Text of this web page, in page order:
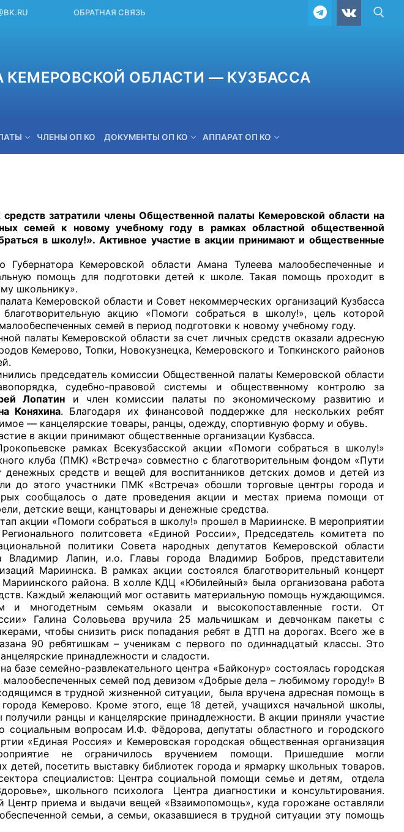
ОБРАТНАЯ СВЯЗЬ
КЕМЕРОВСКОЙ ОБЛАСТИ — КУЗБАССА
ЧЛЕНЫ ОП КО ДОКУМЕНТЫ ОП КО АППАРАТ ОП КО
ОБРАТНАЯ СВЯЗЬ
органах федеральных органов
оценки качества условий
затратили члены Общественной палаты Кемеровской области на
семей к новому учебному году в рамках областной общественной
в школу!». Активное участие в акции принимают и общественные
Кемеровской области Амана Тулеева малообеспеченные и
помощь для подготовки детей к школе. Такая помощь проходит в
школьнику».
Кемеровской области и Совет некоммерческих организаций Кузбасса
акцию «Помоги собраться в школу!», цель которой
семей в период подготовки к новому учебному году.
Кемеровской области за счет личных средств оказали адресную
Кемерово, Топки, Новокузнецка, Кемеровского и Топкинского районов
председатель комиссии Общественной палаты Кемеровской области
судебно-правовой системы и общественному контролю за
Лопатин и член комиссии палаты по экономическому развитию и
Коняхина. Благодаря их финансовой поддержке для нескольких ребят
— канцелярские товары, ранцы, одежду, спортивную форму и обувь.
в акции принимают общественные организации Кузбасса.
рамках Всекузбасской акции «Помоги собраться в школу!»
клуба (ПМК) «Встреча» совместно с благотворительным фондом «Пути
средств и вещей для воспитанников детских домов и детей из
до этого участники ПМК «Встреча» обошли торговые центры города и
сообщалось о дате проведения акции и местах приема помощи от
детские вещи, канцтовары и денежные средства.
акции «Помоги собраться в школу!» прошел в Мариинске. В мероприятии
политсовета «Единой России», Председатель комитета по
политики Совета народных депутатов Кемеровской области
Владимир Лапин, и.о. Главы города Владимир Бобров, представители
Мариинска. В рамках акции состоялся благотворительный концерт
района. В холле КДЦ «Юбилейный» была организована работа
Каждый желающий мог оставить материальную помощь нуждающимся.
и многодетным семьям оказали и высокопоставленные гости. От
Галина Соловьева вручила 25 мальчишкам и девчонкам пакеты с
чтобы снизить риск попадания ребят в ДТП на дорогах. Всего же в
90 ребятишкам – ученикам с первого по одиннадцатый классы. Это
принадлежности и сладости.
семейно-развлекательного центра «Байконур» состоялась городская
семей под девизом «Добрые дела – любимому городу!» В
в трудной жизненной ситуации, была вручена адресная помощь в
Кемерово. Кроме этого, еще 18 детей, учащихся начальной школы,
получили ранцы и канцелярские принадлежности. В акции приняли участие
социальным вопросам И.Ф. Фёдорова, депутаты областного и городского
«Единая Россия» и Кемеровская городская общественная организация
не ограничилось вручением помощи. Пришедшие могли
детей, посетить выставку библиотек города и ярмарку школьных товаров.
специалистов: Центра социальной помощи семье и детям, отдела
школьного психолога Центра диагностики и консультирования.
Центр приема и выдачи вещей «Взаимопомощь», куда горожане оставляли
семьи, а семьи, оказавшиеся в трудной ситуации эту помощь